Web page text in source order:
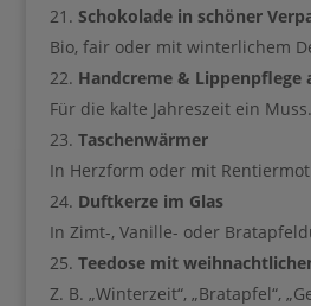
Schokolade in schöner
Bio, fair oder mit winterlichem
Handcreme & Lippenpflege
Für die kalte Jahreszeit ein Muss.
Taschenwärmer
In Herzform oder mit
Duftkerze im Glas
In Zimt-, Vanille- oder
Teedose mit
Z. B. „Winterzeit“, „Bratapfel“,